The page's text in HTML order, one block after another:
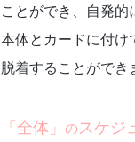
ことができ、自発的
本体とカードに付け
脱着することができ
「全体」 のスケジ